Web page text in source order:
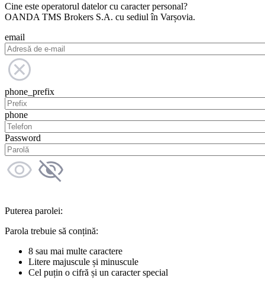
Cine este operatorul datelor cu caracter personal?
OANDA TMS Brokers S.A. cu sediul în Varșovia.
email
phone_prefix
phone
Password
Puterea parolei:
Parola trebuie să conțină:
8 sau mai multe caractere
Litere majuscule și minuscule
Cel puțin o cifră și un caracter special